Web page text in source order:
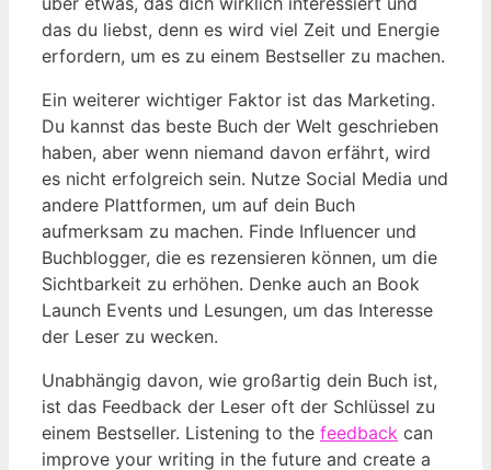
das du liebst, denn es wird viel Zeit und Energie
erfordern, um es zu einem Bestseller zu machen.
Ein weiterer wichtiger Faktor ist das Marketing.
Du kannst das beste Buch der Welt geschrieben
haben, aber wenn niemand davon erfährt, wird
es nicht erfolgreich sein. Nutze Social Media und
andere Plattformen, um auf dein Buch
aufmerksam zu machen. Finde Influencer und
Buchblogger, die es rezensieren können, um die
Sichtbarkeit zu erhöhen. Denke auch an Book
Launch Events und Lesungen, um das Interesse
der Leser zu wecken.
Unabhängig davon, wie großartig dein Buch ist,
ist das Feedback der Leser oft der Schlüssel zu
einem Bestseller. Listening to the feedback can
improve your writing in the future and create a